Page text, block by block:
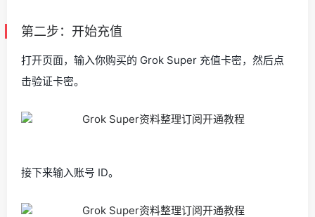
第二步：开始充值
打开页面，输入你购买的 Grok Super 充值卡密，然后点
击验证卡密。
接下来输入账号 ID。